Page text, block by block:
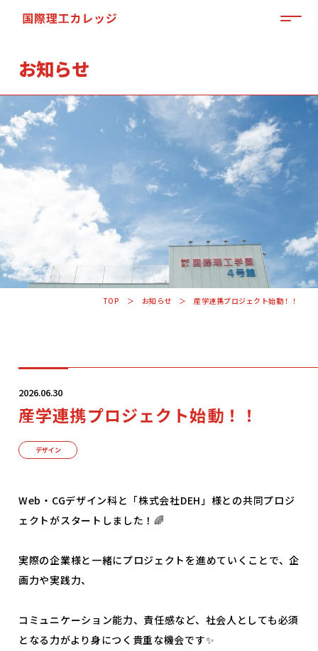
「来て」「見て」「体験」しよう
OPEN CAMPUS
オープンキャンパス
お知らせ
TOP お知らせ 産学連携プロジェクト始動！！
2026.06.30
産学連携プロジェクト始動！！
デザイン
Web・CGデザイン科と「株式会社DEH」様との共同プロジ
ェクトがスタートしました！🌈
実際の企業様と一緒にプロジェクトを進めていくことで、企
画力や実践力、
コミュニケーション能力、責任感など、社会人としても必須
となる力がより身につく貴重な機会です✨